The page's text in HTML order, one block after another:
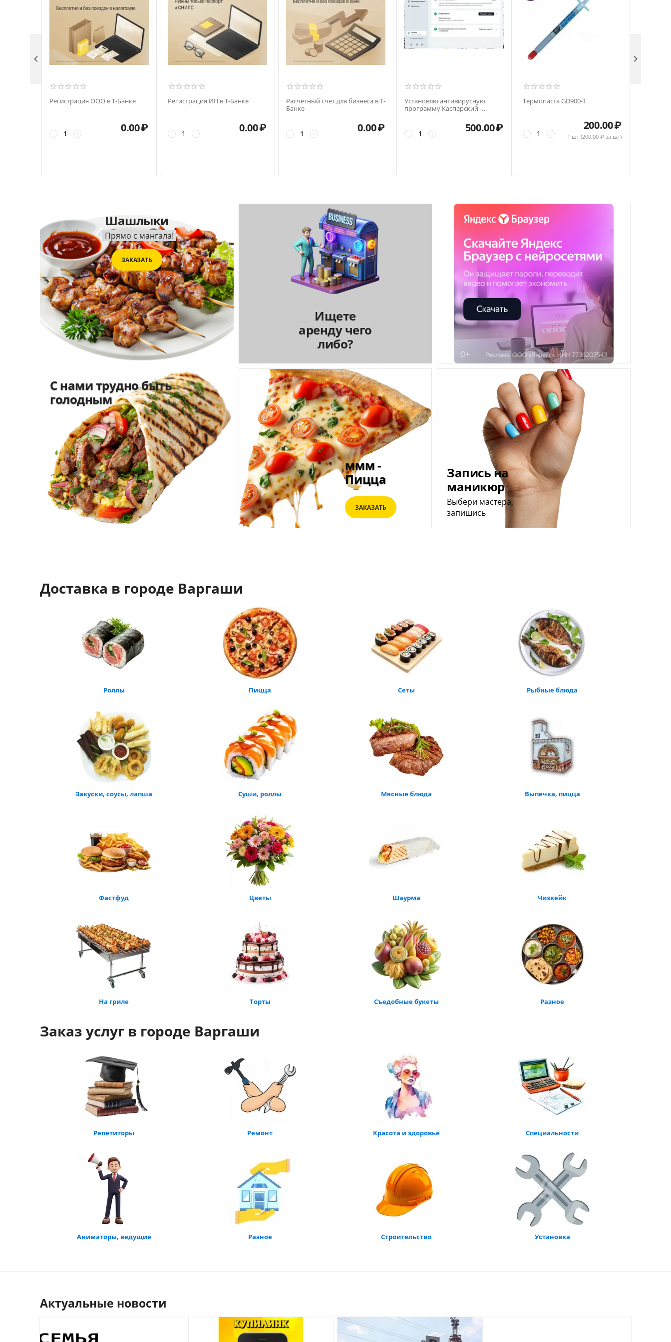
Регистрация ООО в Т-Банке
+
− 0.00₽
Регистрация ИП в Т-Банке
+
− 0.00₽
Расчетный счет для бизнеса в Т-
Банке
+
− 0.00₽
Установлю антивирусную
программу Касперский -
+
− 500.00₽
Термопаста GD900-1
+
−
200.00₽
1 шт (200.00 ₽ за шт)
 
Шашлыки
Прямо с мангала!
ЗАКАЗАТЬ
С нами трудно быть
голодным
Ищете
аренду чего
либо?
ммм -
Пицца
ЗАКАЗАТЬ
Запись на
маникюр
Выбери мастера,
запишись
Доставка в городе Варгаши
Роллы Пицца Сеты Рыбные блюда
Закуски, соусы, лапша Суши, роллы Мясные блюда Выпечка, пицца
Фастфуд Цветы Шаурма Чизкейк
На гриле Торты Съедобные букеты Разное
Заказ услуг в городе Варгаши
Репетиторы Ремонт Красота и здоровье Специальности
Аниматоры, ведущие Разное Строительство Установка
Актуальные новости